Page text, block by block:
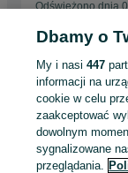
Odświeżono dnia
Strona główna Sport
Motorowe - Łódzkie
KATEGORIA
Dbamy o
My i nasi447
informacji na
cookie w celu
zaakceptować
dowolnym
sygnalizowane
przeglądania.